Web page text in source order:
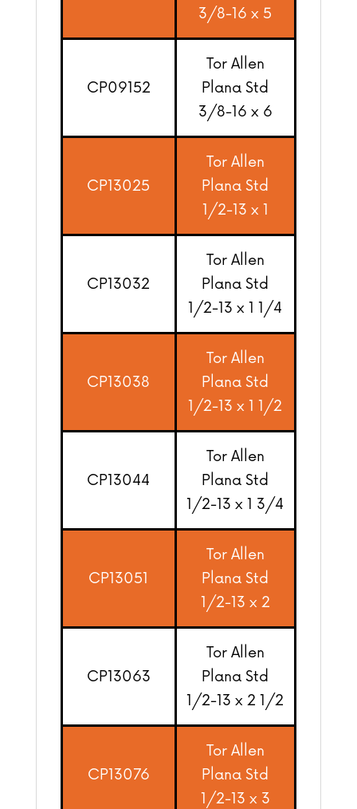
3/8-16 x 5
CP09152
Tor Allen
Plana Std
3/8-16 x 6
CP13025
Tor Allen
Plana Std
1/2-13 x 1
CP13032
Tor Allen
Plana Std
1/2-13 x 1 1/4
CP13038
Tor Allen
Plana Std
1/2-13 x 1 1/2
CP13044
Tor Allen
Plana Std
1/2-13 x 1 3/4
CP13051
Tor Allen
Plana Std
1/2-13 x 2
CP13063
Tor Allen
Plana Std
1/2-13 x 2 1/2
CP13076
Tor Allen
Plana Std
1/2-13 x 3